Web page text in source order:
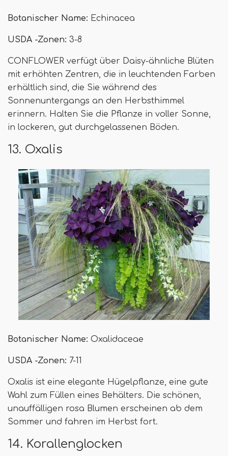
Botanischer Name: Echinacea
USDA -Zonen: 3-8
CONFLOWER verfügt über Daisy-ähnliche Blüten
mit erhöhten Zentren, die in leuchtenden Farben
erhältlich sind, die Sie während des
Sonnenuntergangs an den Herbsthimmel
erinnern. Halten Sie die Pflanze in voller Sonne,
in lockeren, gut durchgelassenen Böden.
13. Oxalis
Botanischer Name: Oxalidaceae
USDA -Zonen: 7-11
Oxalis ist eine elegante Hügelpflanze, eine gute
Wahl zum Füllen eines Behälters. Die schönen,
unauffälligen rosa Blumen erscheinen ab dem
Sommer und fahren im Herbst fort.
14. Korallenglocken